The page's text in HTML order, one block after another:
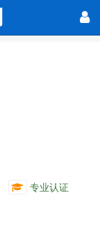
专业认证